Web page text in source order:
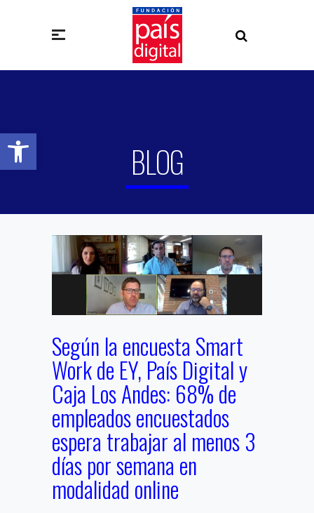
Abrir barra de herramientas
BLOG
Según la encuesta Smart
Work de EY, País Digital y
Caja Los Andes: 68% de
empleados encuestados
espera trabajar al menos 3
días por semana en
modalidad online